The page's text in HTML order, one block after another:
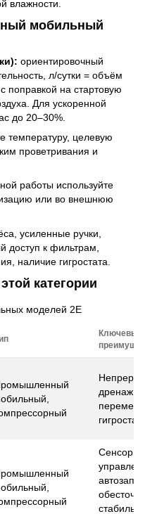
влажности.
мобильный
ориентировочный
л/сутки = объём
на стартовую
Для ускоренной
до 20–30%.
температуру, целевую
проветривания и
работы используйте
или во внешнюю
усиленные ручки,
доступ к фильтрам,
наличие гигростата.
категории
моделей 2E
Ключевые
дренаж,
гигростат